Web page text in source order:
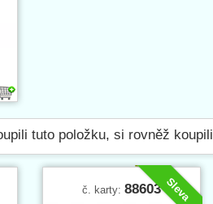
tuto položku, si rovněž koupili
Sleva
č. karty: 88603